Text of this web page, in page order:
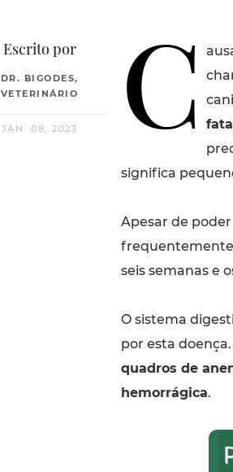
Escrito por
DR. BIGODES,
VETERINÁRIO
JAN. 08, 2023 C
significa
Apesar de poder
seis semanas e
O sistema
por esta
quadros de
hemorrágica.